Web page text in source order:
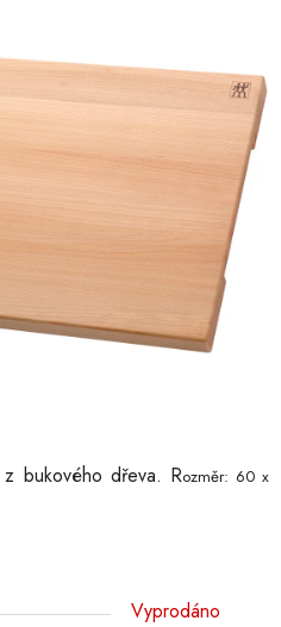
bukového dřeva. Rozměr: 60 x
Vyprodáno